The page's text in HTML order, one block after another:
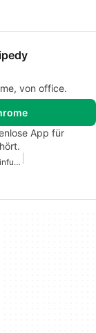
von office.
App für
Kostenloses Ausschneiden Und Einfuegen